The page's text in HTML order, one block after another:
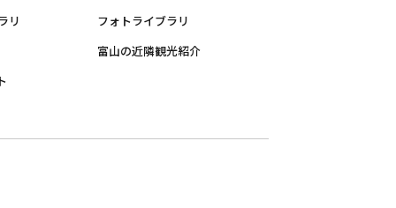
リ
フォトライブラリ
富山の近隣観光紹介